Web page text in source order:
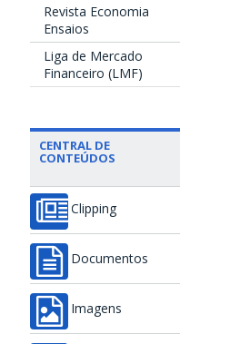
Revista Economia
Ensaios
Liga de Mercado
Financeiro (LMF)
CENTRAL DE
CONTEÚDOS
Clipping
Documentos
Imagens